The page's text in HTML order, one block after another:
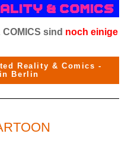
sind noch einige
Reality & Comics -
Berlin